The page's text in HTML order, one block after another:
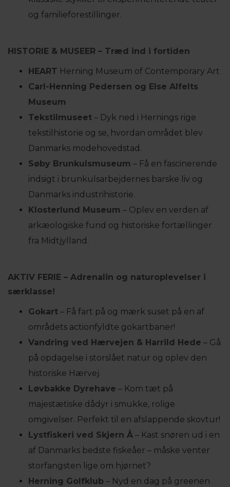
og familieforestillinger.
HISTORIE & MUSEER – Træd ind i fortiden
HEART Herning Museum of Contemporary Art
Carl-Henning Pedersen og Else Alfelts
Museum
Tekstilmuseet – Dyk ned i Hernings rige
tekstilhistorie og se, hvordan området blev
Danmarks modehovedstad.
Søby Brunkulsmuseum – Få en fascinerende
indsigt i brunkulsarbejdernes barske liv og
Danmarks industrihistorie.
Klosterlund Museum – Oplev en verden af
arkæologiske fund og historiske fortællinger
fra Midtjylland.
AKTIV FERIE – Adrenalin og naturoplevelser i
særklasse!
Gokart – Få fart på og mærk suset på en af
områdets actionfyldte gokartbaner!
Vandring ved Hærvejen & Harrild Hede – Gå
på opdagelse i storslået natur og oplev den
historiske Hærvej.
Løvbakke Dyrehave – Kom tæt på
majestætiske dådyr i smukke, rolige
omgivelser. Perfekt til en afslappende skovtur!
Lystfiskeri ved Skjern Å – Kast snøren ud i en
af Danmarks bedste fiskeåer – måske venter
storfangsten lige om hjørnet?
Herning Golfklub – Nyd en dag på greenen